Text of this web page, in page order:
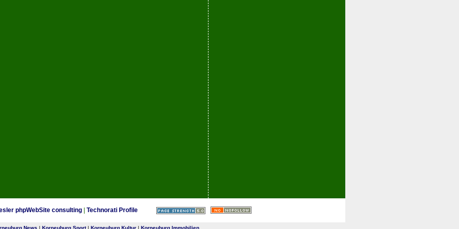
phpWebSite consulting Technorati Profile
News | Korneuburg Sport| Korneuburg Kultur | Korneuburg Immobilien